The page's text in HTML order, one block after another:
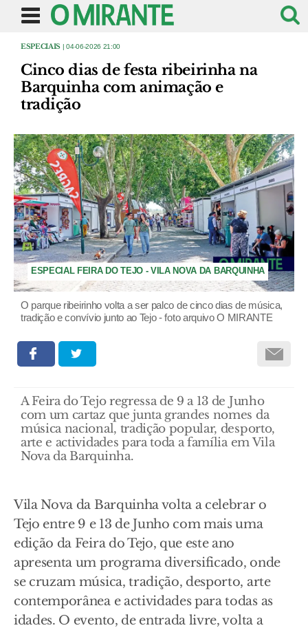
ESPECIAIS | 04-06-2026 21:00
Cinco dias de festa ribeirinha na
Barquinha com animação e
tradição
ESPECIAL FEIRA DO TEJO - VILA NOVA DA BARQUINHA
O parque ribeirinho volta a ser palco de cinco dias de música,
tradição e convívio junto ao Tejo - foto arquivo O MIRANTE
A Feira do Tejo regressa de 9 a 13 de Junho
com um cartaz que junta grandes nomes da
música nacional, tradição popular, desporto,
arte e actividades para toda a família em Vila
Nova da Barquinha.
Vila Nova da Barquinha volta a celebrar o
Tejo entre 9 e 13 de Junho com mais uma
edição da Feira do Tejo, que este ano
apresenta um programa diversificado, onde
se cruzam música, tradição, desporto, arte
contemporânea e actividades para todas as
idades. O evento, de entrada livre, volta a